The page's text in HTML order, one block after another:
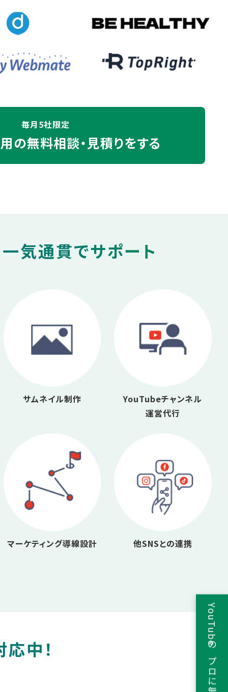
毎月5社限定
の無料相談・見積りをする
気通貫でサポート
サムネイル制作
YouTubeチャンネル
運営代行
マーケティング導線設計 他SNSとの連携
中！ YouTubeのプロに無料相談